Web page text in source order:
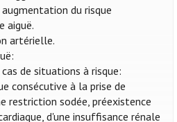
du risque
aiguë.
artérielle.
de situations à risque:
consécutive à la prise de
restriction sodée, préexistence
d'une insuffisance rénale